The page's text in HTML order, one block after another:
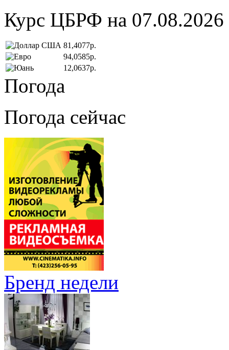
Курс ЦБРФ на 07.08.2026
81,4077р.
94,0585р.
12,0637р.
Погода
Погода сейчас
Бренд недели